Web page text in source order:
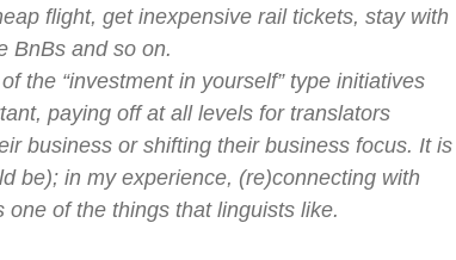
flight, get inexpensive rail tickets, stay with
BnBs and so on.
the “investment in yourself” type initiatives
paying off at all levels for translators
business or shifting their business focus. It is
be); in my experience, (re)connecting with
one of the things that linguists like.